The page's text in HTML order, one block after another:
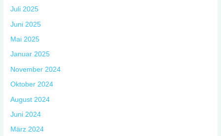
Juli 2025
Juni 2025
Mai 2025
Januar 2025
November 2024
Oktober 2024
August 2024
Juni 2024
März 2024